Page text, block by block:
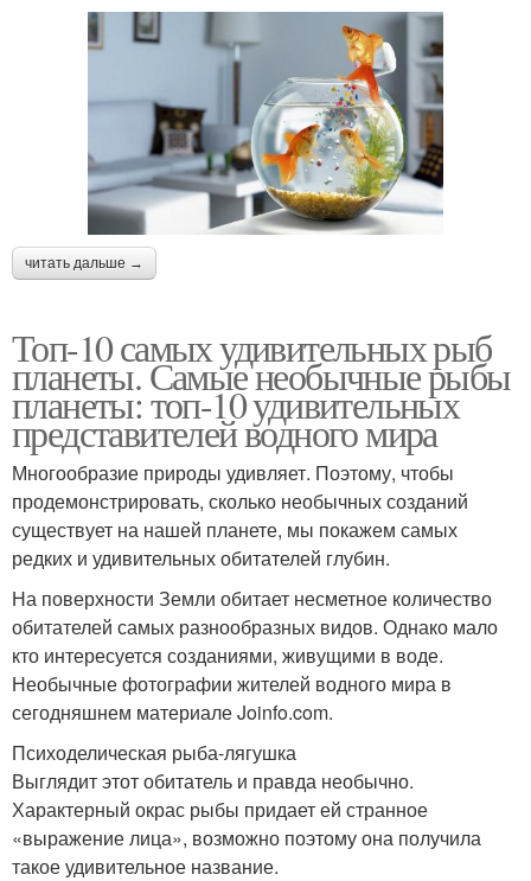
читать дальше →
Топ-10 самых удивительных рыб
планеты. Самые необычные рыбы
планеты: топ-10 удивительных
представителей водного мира
Многообразие природы удивляет. Поэтому, чтобы
продемонстрировать, сколько необычных созданий
существует на нашей планете, мы покажем самых
редких и удивительных обитателей глубин.
На поверхности Земли обитает несметное количество
обитателей самых разнообразных видов. Однако мало
кто интересуется созданиями, живущими в воде.
Необычные фотографии жителей водного мира в
сегодняшнем материале Joinfo.com.
Психоделическая рыба-лягушка
Выглядит этот обитатель и правда необычно.
Характерный окрас рыбы придает ей странное
«выражение лица», возможно поэтому она получила
такое удивительное название.